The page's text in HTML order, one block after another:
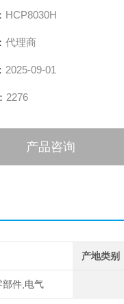
HCP8030H
代理商
2025-09-01
2276
产品咨询
产地类别
部件,电气